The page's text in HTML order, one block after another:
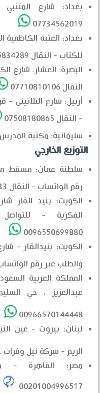
بغداد: شارع
07734562019
بغداد: العتبة
للكتاب - النقال 07905834289
البصرة: العشار، شارع
النقال 07710810106
أربيل: شارع الثلاثيني
- النقال 07508180865
سليمانية: مكتبة المدرس - النقال
التوزيع الخارجي
سلطنة عمان: مسقط
رقم الواتساب - النقال 0096895113133
الكويت: بنيد القار
الفكرية -
0096550699880
الكويت: بنيدالقار -
والطلب عبر رقم الواتساب
المملكة العربية
عبدالعزيز ، حي
00966570144448
لبنان: بيروت - عين
الريم - شركة نيل وفرات . النقال
مصر: القاهرة -
00201004996517